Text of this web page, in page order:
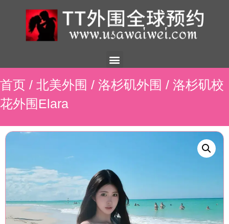
首页 / 北美外围 / 洛杉矶外围 / 洛杉矶校
花外围Elara